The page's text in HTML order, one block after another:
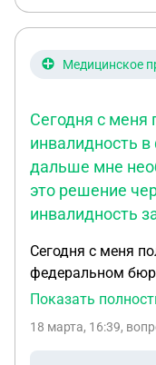
Медицинское
Сегодня с меня
инвалидность
дальше мне
это решение
инвалидность
Сегодня с меня
федеральном
необходимо
Мне бы хотелось
Показать
18 марта, 16:39,